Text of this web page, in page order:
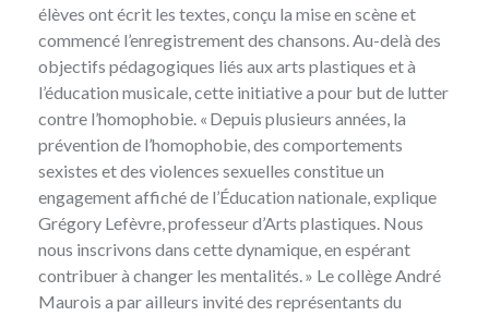
élèves ont écrit les textes, conçu la mise en scène et
commencé l’enregistrement des chansons. Au-delà des
objectifs pédagogiques liés aux arts plastiques et à
l’éducation musicale, cette initiative a pour but de lutter
contre l’homophobie. « Depuis plusieurs années, la
prévention de l’homophobie, des comportements
sexistes et des violences sexuelles constitue un
engagement affiché de l’Éducation nationale, explique
Grégory Lefèvre, professeur d’Arts plastiques. Nous
nous inscrivons dans cette dynamique, en espérant
contribuer à changer les mentalités. » Le collège André
Maurois a par ailleurs invité des représentants du